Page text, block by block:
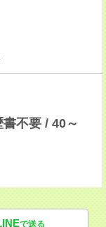
不要 / 40～
で送る